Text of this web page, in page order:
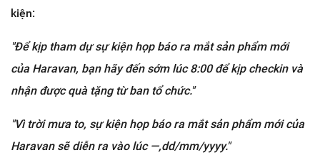
kiện:
"Để kịp tham dự sự kiện họp báo ra mắt sản phẩm mới
của Haravan, bạn hãy đến sớm lúc 8:00 để kịp checkin và
nhận được quà tặng từ ban tổ chức."
"Vì trời mưa to, sự kiện họp báo ra mắt sản phẩm mới của
Haravan sẽ diễn ra vào lúc —,dd/mm/yyyy."